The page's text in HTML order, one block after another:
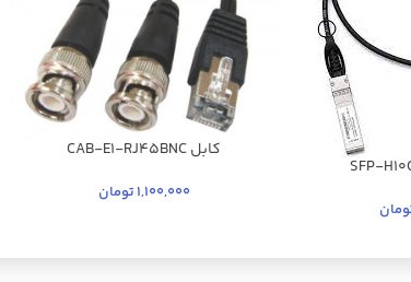
کابل CAB-E1-RJ45BNC
1,100,000تومان